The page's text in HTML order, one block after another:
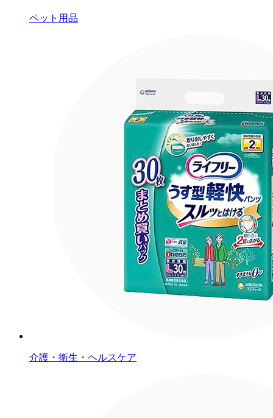
ペット用品
介護・衛生・ヘルスケア